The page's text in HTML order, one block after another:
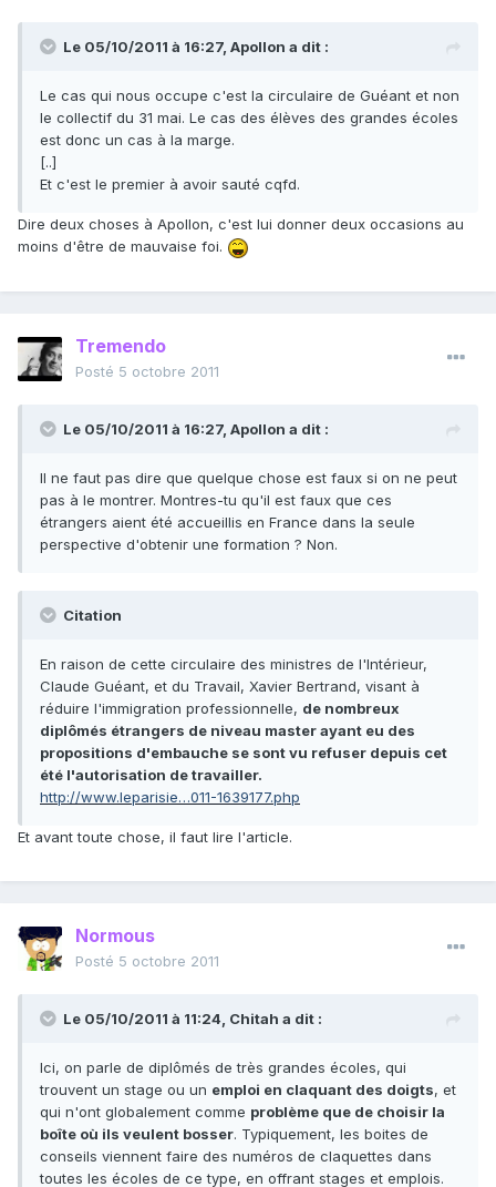
Le 05/10/2011 à 16:27, Apollon a dit :
Le cas qui nous occupe c'est la circulaire de Guéant et non
le collectif du 31 mai. Le cas des élèves des grandes écoles
est donc un cas à la marge.
[..]
Et c'est le premier à avoir sauté cqfd.
Dire deux choses à Apollon, c'est lui donner deux occasions au
moins d'être de mauvaise foi.
Tremendo
Posté 5 octobre 2011
Le 05/10/2011 à 16:27, Apollon a dit :
Il ne faut pas dire que quelque chose est faux si on ne peut
pas à le montrer. Montres-tu qu'il est faux que ces
étrangers aient été accueillis en France dans la seule
perspective d'obtenir une formation ? Non.
Citation
En raison de cette circulaire des ministres de l'Intérieur,
Claude Guéant, et du Travail, Xavier Bertrand, visant à
réduire l'immigration professionnelle, de nombreux
diplômés étrangers de niveau master ayant eu des
propositions d'embauche se sont vu refuser depuis cet
été l'autorisation de travailler.
http://www.leparisie…011-1639177.php
Et avant toute chose, il faut lire l'article.
Normous
Posté 5 octobre 2011
Le 05/10/2011 à 11:24, Chitah a dit :
Ici, on parle de diplômés de très grandes écoles, qui
trouvent un stage ou un emploi en claquant des doigts, et
qui n'ont globalement comme problème que de choisir la
boîte où ils veulent bosser. Typiquement, les boites de
conseils viennent faire des numéros de claquettes dans
toutes les écoles de ce type, en offrant stages et emplois.